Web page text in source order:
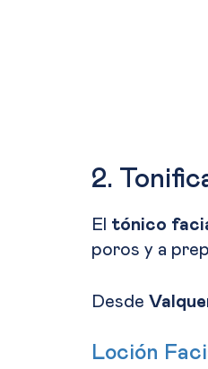
2.
El tónico
poros y a
Desde
Loción